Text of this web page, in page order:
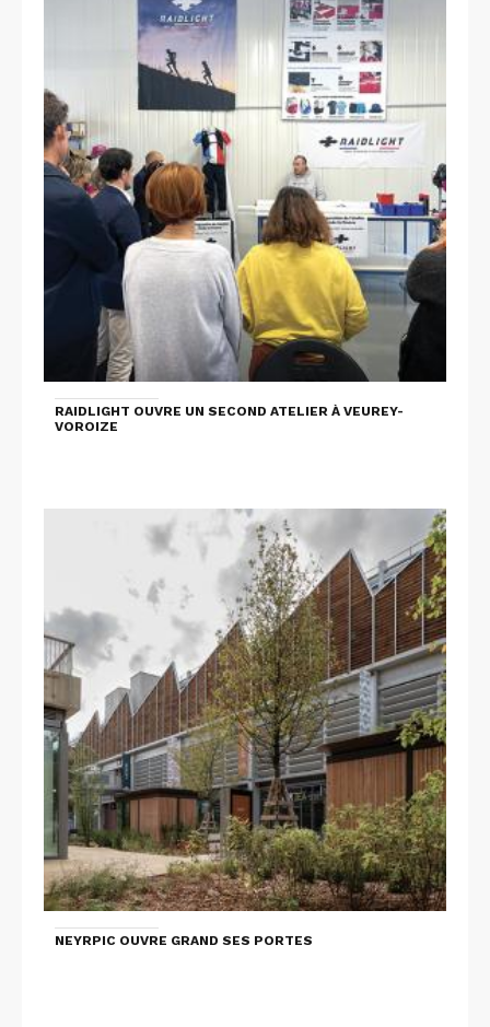
RAIDLIGHT OUVRE UN SECOND ATELIER À VEUREY-
VOROIZE
NEYRPIC OUVRE GRAND SES PORTES